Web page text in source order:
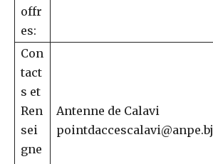
offr
es:
Con
tact
s et
Ren
sei
gne
Antenne de Calavi
pointdaccescalavi@anpe.bj